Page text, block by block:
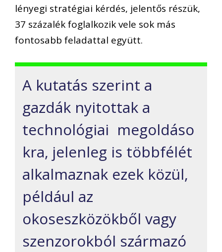
lényegi stratégiai kérdés, jelentős részük,
37 százalék foglalkozik vele sok más
fontosabb feladattal együtt.
A kutatás szerint a
gazdák nyitottak a
technológiai megoldáso
kra, jelenleg is többfélét
alkalmaznak ezek közül,
például az
okoseszközökből vagy
szenzorokból származó